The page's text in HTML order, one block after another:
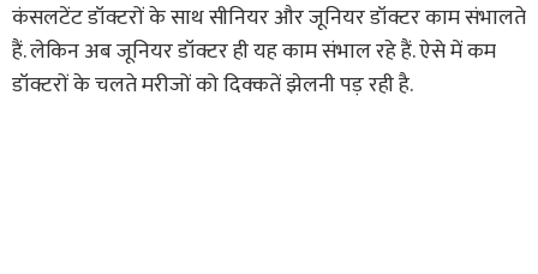
कंसलटेंट डॉक्टरों के साथ सीनियर और जूनियर डॉक्टर काम संभालते
हैं. लेकिन अब जूनियर डॉक्टर ही यह काम संभाल रहे हैं. ऐसे में कम
डॉक्टरों के चलते मरीजों को दिक्कतें झेलनी पड़ रही है.